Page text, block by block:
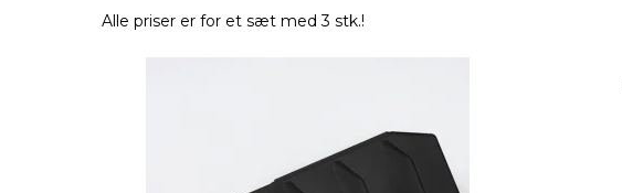
Alle priser er for et sæt med 3 stk.!